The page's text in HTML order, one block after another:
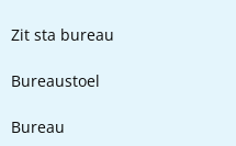
Zit sta bureau
Bureaustoel
Bureau